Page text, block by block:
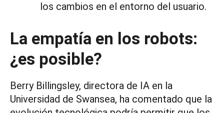
los cambios en el entorno del usuario.
La empatía en los robots:
¿es posible?
Berry Billingsley, directora de IA en la
Universidad de Swansea, ha comentado que la